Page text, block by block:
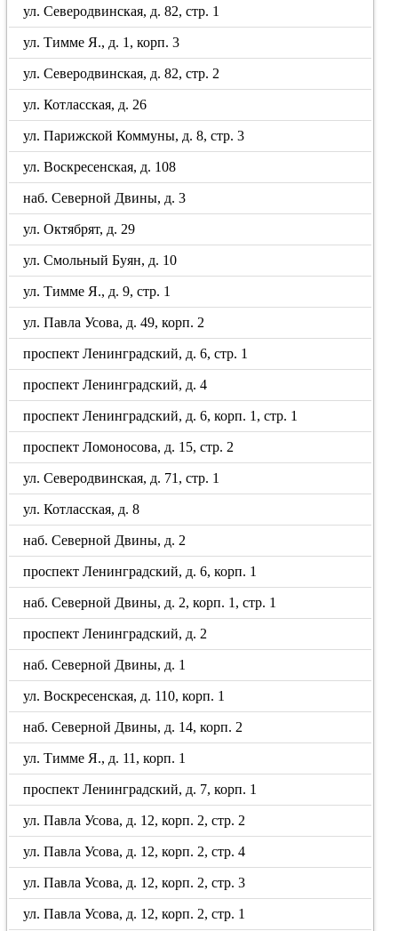
ул. Северодвинская, д. 82, стр. 1
ул. Тимме Я., д. 1, корп. 3
ул. Северодвинская, д. 82, стр. 2
ул. Котласская, д. 26
ул. Парижской Коммуны, д. 8, стр. 3
ул. Воскресенская, д. 108
наб. Северной Двины, д. 3
ул. Октябрят, д. 29
ул. Смольный Буян, д. 10
ул. Тимме Я., д. 9, стр. 1
ул. Павла Усова, д. 49, корп. 2
проспект Ленинградский, д. 6, стр. 1
проспект Ленинградский, д. 4
проспект Ленинградский, д. 6, корп. 1, стр. 1
проспект Ломоносова, д. 15, стр. 2
ул. Северодвинская, д. 71, стр. 1
ул. Котласская, д. 8
наб. Северной Двины, д. 2
проспект Ленинградский, д. 6, корп. 1
наб. Северной Двины, д. 2, корп. 1, стр. 1
проспект Ленинградский, д. 2
наб. Северной Двины, д. 1
ул. Воскресенская, д. 110, корп. 1
наб. Северной Двины, д. 14, корп. 2
ул. Тимме Я., д. 11, корп. 1
проспект Ленинградский, д. 7, корп. 1
ул. Павла Усова, д. 12, корп. 2, стр. 2
ул. Павла Усова, д. 12, корп. 2, стр. 4
ул. Павла Усова, д. 12, корп. 2, стр. 3
ул. Павла Усова, д. 12, корп. 2, стр. 1